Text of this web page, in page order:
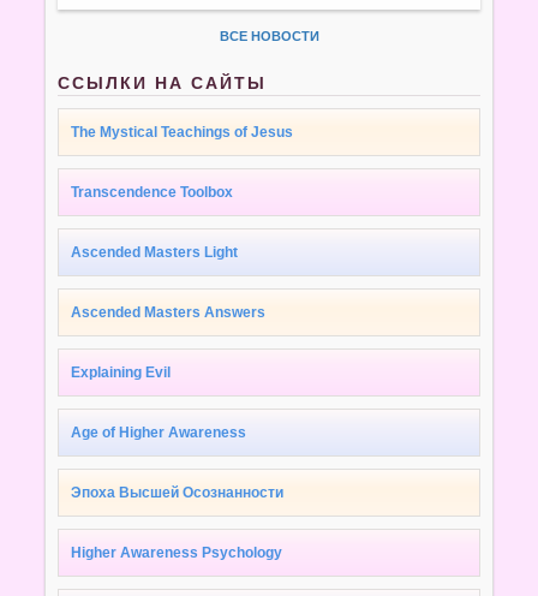
ВСЕ НОВОСТИ
ССЫЛКИ НА САЙТЫ
The Mystical Teachings of Jesus
Transcendence Toolbox
Ascended Masters Light
Ascended Masters Answers
Explaining Evil
Age of Higher Awareness
Эпоха Высшей Осознанности
Higher Awareness Psychology